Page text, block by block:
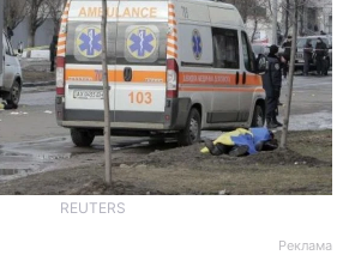
REUTERS
Реклама